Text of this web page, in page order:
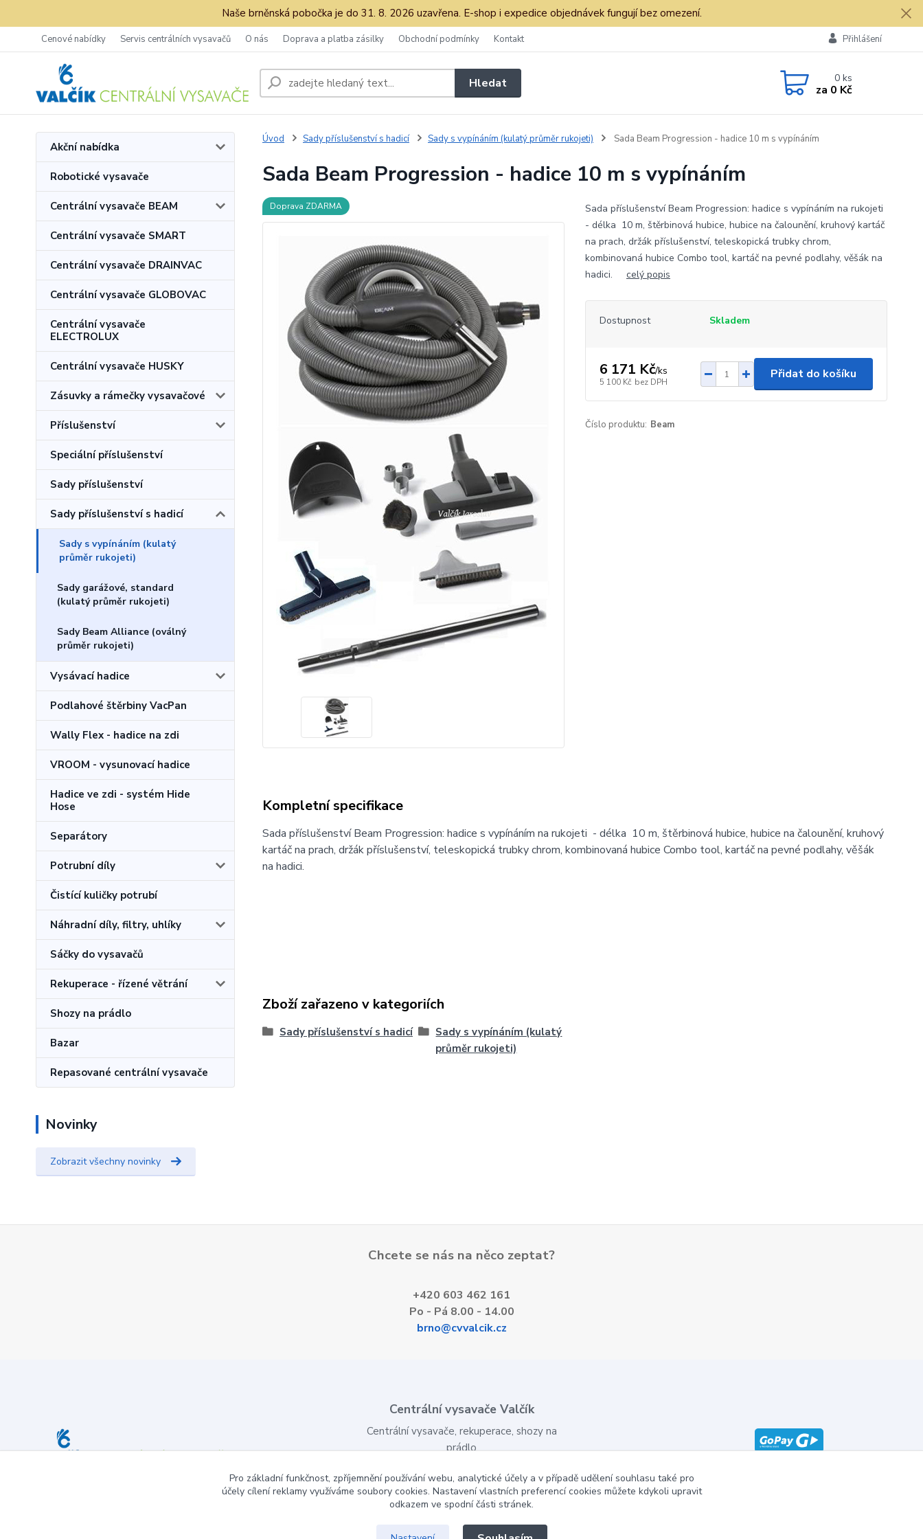
Naše brněnská pobočka je do 31. 8. 2026 uzavřena. E-shop i expedice objednávek fungují bez omezení.
Cenové nabídky Servis centrálních vysavačů O nás Doprava a platba zásilky Obchodní podmínky Kontakt Přihlášení
Hledat 0ks
za 0 Kč
Akční nabídka
Robotické vysavače
Centrální vysavače BEAM
Centrální vysavače SMART
Centrální vysavače DRAINVAC
Centrální vysavače GLOBOVAC
Centrální vysavače
ELECTROLUX
Centrální vysavače HUSKY
Zásuvky a rámečky vysavačové
Příslušenství
Speciální příslušenství
Sady příslušenství
Sady příslušenství s hadicí
Sady s vypínáním (kulatý
průměr rukojeti)
Sady garážové, standard
(kulatý průměr rukojeti)
Sady Beam Alliance (oválný
průměr rukojeti)
Vysávací hadice
Podlahové štěrbiny VacPan
Wally Flex - hadice na zdi
VROOM - vysunovací hadice
Hadice ve zdi - systém Hide
Hose
Separátory
Potrubní díly
Čistící kuličky potrubí
Náhradní díly, filtry, uhlíky
Sáčky do vysavačů
Rekuperace - řízené větrání
Shozy na prádlo
Bazar
Repasované centrální vysavače
Novinky
Zobrazit všechny novinky
Úvod Sady příslušenství s hadicí Sady s vypínáním (kulatý průměr rukojeti) Sada Beam Progression - hadice 10 m s vypínáním
Sada Beam Progression - hadice 10 m s vypínáním
Doprava ZDARMA
Sada příslušenství Beam Progression: hadice s vypínáním na rukojeti
- délka 10 m, štěrbinová hubice, hubice na čalounění, kruhový kartáč
na prach, držák příslušenství, teleskopická trubky chrom,
kombinovaná hubice Combo tool, kartáč na pevné podlahy, věšák na
hadici. celý popis
Dostupnost Skladem
6 171 Kč/ks
5 100 Kč bez DPH
Přidat do košíku
Číslo produktu: Beam
Kompletní specifikace
Sada příslušenství Beam Progression: hadice s vypínáním na rukojeti - délka 10 m, štěrbinová hubice, hubice na čalounění, kruhový
kartáč na prach, držák příslušenství, teleskopická trubky chrom, kombinovaná hubice Combo tool, kartáč na pevné podlahy, věšák
na hadici.
Zboží zařazeno v kategoriích
Sady příslušenství s hadicí
Sady s vypínáním (kulatý
průměr rukojeti)
Chcete se nás na něco zeptat?
+420 603 462 161
Po - Pá 8.00 - 14.00
brno@cvvalcik.cz
Centrální vysavače Valčík
Centrální vysavače, rekuperace, shozy na
prádlo
www.cvvalcik.cz
Pro základní funkčnost, zpříjemnění používání webu, analytické účely a v případě udělení souhlasu také pro
účely cílení reklamy využíváme soubory cookies. Nastavení vlastních preferencí cookies můžete kdykoli upravit
odkazem ve spodní části stránek.